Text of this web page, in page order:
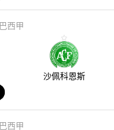
巴西甲
沙佩科恩斯
巴西甲